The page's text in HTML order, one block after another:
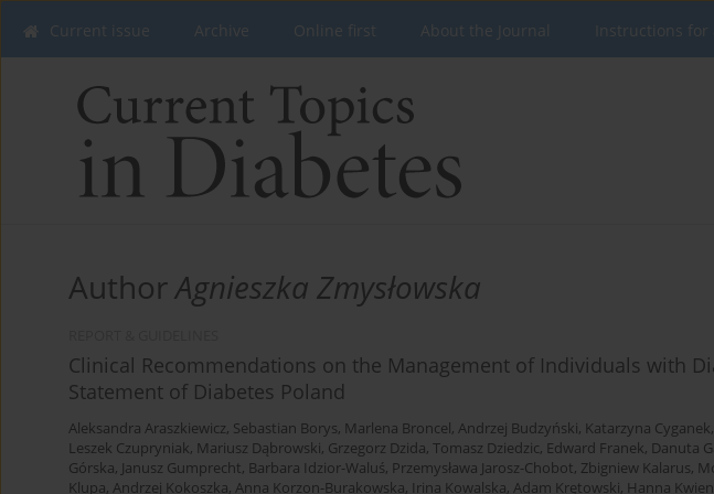
Current issue Archive Online first About the Journal Instructions
AuthorAgnieszka Zmysłowska
Clinical Recommendations on the Management of Individuals with
Statement of Diabetes Poland
Aleksandra Araszkiewicz, Sebastian Borys, Marlena Broncel, Andrzej Budzyński, Katarzyna Cyganek,
Leszek Czupryniak, Mariusz Dąbrowski, Grzegorz Dzida, Tomasz Dziedzic, Edward Franek, Danuta
Górska, Janusz Gumprecht, Barbara Idzior-Waluś, Przemysława Jarosz-Chobot, Zbigniew Kalarus,
Klupa, Andrzej Kokoszka, Anna Korzon-Burakowska, Irina Kowalska, Adam Krętowski, Hanna